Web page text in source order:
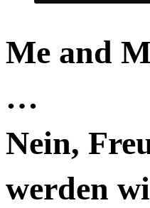
Me and
…
Nein,
werden